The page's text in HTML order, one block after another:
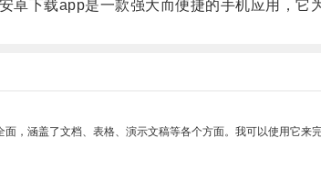
下载app是一款强大而便捷的手机应用，它
，涵盖了文档、表格、演示文稿等各个方面。我可以使用它来